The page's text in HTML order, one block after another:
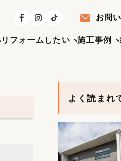
お問
リフォームしたい 施工事例
よく読まれ